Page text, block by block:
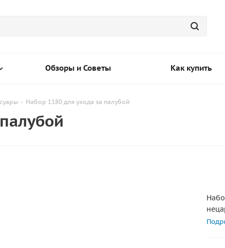
Обзоры и Советы Как купить
- Набор 1180 для ухода за палубой